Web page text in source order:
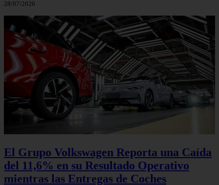
28/07/2026
El Grupo Volkswagen Reporta una Caída
del 11,6% en su Resultado Operativo
mientras las Entregas de Coches